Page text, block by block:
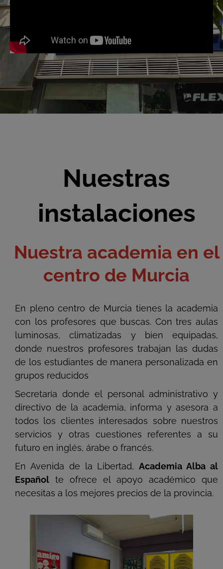
Nuestras
instalaciones
Nuestra academia en el
centro de Murcia
En pleno centro de Murcia tienes la academia
con los profesores que buscas. Con tres aulas
luminosas, climatizadas y bien equipadas,
donde nuestros profesores trabajan las dudas
de los estudiantes de manera personalizada en
grupos reducidos
Secretaría donde el personal administrativo y
directivo de la academia, informa y asesora a
todos los clientes interesados sobre nuestros
servicios y otras cuestiones referentes a su
futuro en inglés, árabe o francés.
En Avenida de la Libertad,Academia Alba al
Español te ofrece el apoyo académico que
necesitas a los mejores precios de la provincia.